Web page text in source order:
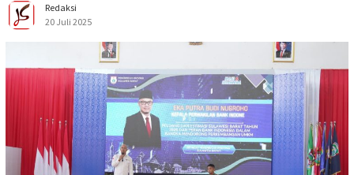
Redaksi
20 Juli 2025